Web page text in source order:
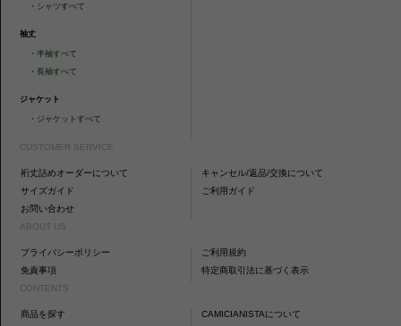
・ シャツすべて
袖丈
・半袖すべて
・長袖すべて
ジャケット
・ ジャケットすべて
CUSTOMER SERVICE
裄丈詰めオーダーについて
キャンセル/返品/交換について
サイズガイド
ご利用ガイド
お問い合わせ
ABOUT US
プライバシーポリシー
ご利用規約
免責事項
特定商取引法に基づく表示
CONTENTS
商品を探す
CAMICIANISTAについて